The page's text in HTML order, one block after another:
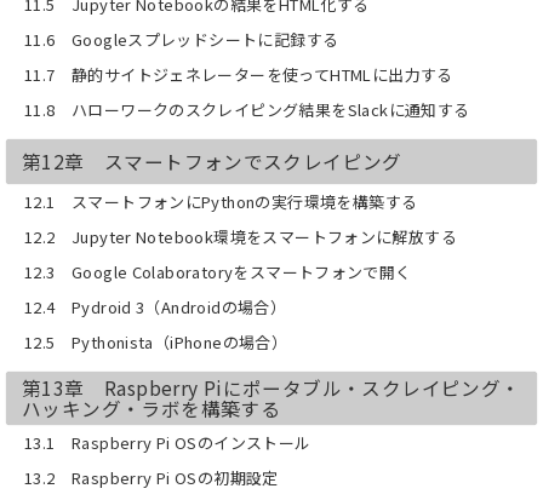
11.5 Jupyter Notebookの結果をHTML化する
11.6 Googleスプレッドシートに記録する
11.7 静的サイトジェネレーターを使ってHTMLに出力する
11.8 ハローワークのスクレイピング結果をSlackに通知する
第12章 スマートフォンでスクレイピング
12.1 スマートフォンにPythonの実行環境を構築する
12.2 Jupyter Notebook環境をスマートフォンに解放する
12.3 Google Colaboratoryをスマートフォンで開く
12.4 Pydroid 3（Androidの場合）
12.5 Pythonista（iPhoneの場合）
第13章 Raspberry Piにポータブル・スクレイピング・
ハッキング・ラボを構築する
13.1 Raspberry Pi OSのインストール
13.2 Raspberry Pi OSの初期設定